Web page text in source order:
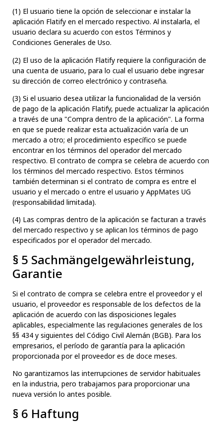
(1) El usuario tiene la opción de seleccionar e instalar la
aplicación Flatify en el mercado respectivo. Al instalarla, el
usuario declara su acuerdo con estos Términos y
Condiciones Generales de Uso.
(2) El uso de la aplicación Flatify requiere la configuración de
una cuenta de usuario, para lo cual el usuario debe ingresar
su dirección de correo electrónico y contraseña.
(3) Si el usuario desea utilizar la funcionalidad de la versión
de pago de la aplicación Flatify, puede actualizar la aplicación
a través de una "Compra dentro de la aplicación". La forma
en que se puede realizar esta actualización varía de un
mercado a otro; el procedimiento específico se puede
encontrar en los términos del operador del mercado
respectivo. El contrato de compra se celebra de acuerdo con
los términos del mercado respectivo. Estos términos
también determinan si el contrato de compra es entre el
usuario y el mercado o entre el usuario y AppMates UG
(responsabilidad limitada).
(4) Las compras dentro de la aplicación se facturan a través
del mercado respectivo y se aplican los términos de pago
especificados por el operador del mercado.
§ 5 Sachmängelgewährleistung,
Garantie
Si el contrato de compra se celebra entre el proveedor y el
usuario, el proveedor es responsable de los defectos de la
aplicación de acuerdo con las disposiciones legales
aplicables, especialmente las regulaciones generales de los
§§ 434 y siguientes del Código Civil Alemán (BGB). Para los
empresarios, el período de garantía para la aplicación
proporcionada por el proveedor es de doce meses.
No garantizamos las interrupciones de servidor habituales
en la industria, pero trabajamos para proporcionar una
nueva versión lo antes posible.
§ 6 Haftung